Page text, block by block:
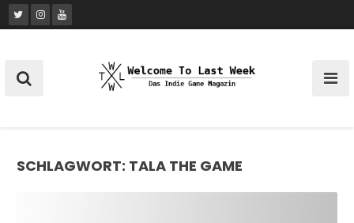
Skip
to
SCHLAGWORT: TALA THE GAME